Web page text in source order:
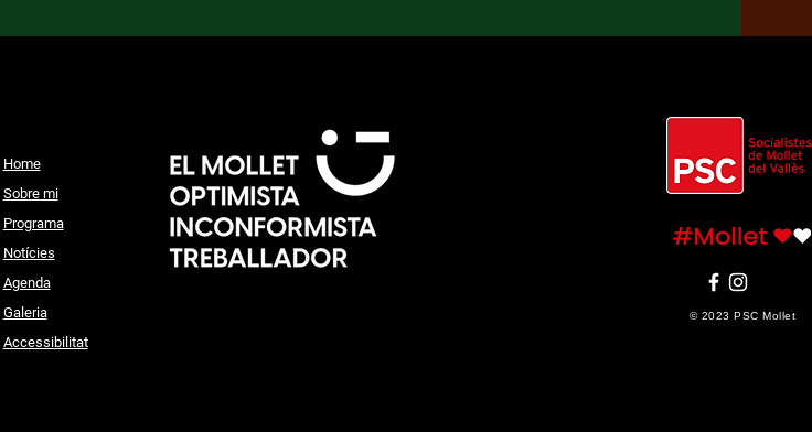
Home
Sobre mi
Programa
Notícies
Agenda
Galeria
Accessibilitat
© 2023 PSC Mollet